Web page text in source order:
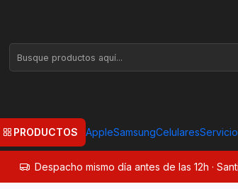
PRODUCTOS AppleSamsungCelulares
Despacho mismo día antes de las 12h ·